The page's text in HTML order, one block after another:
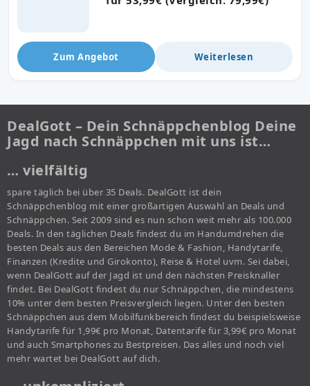
Zum Angebot Weiterlesen
DealGott – Dein Schnäppchenblog Deine
Jagd nach Schnäppchen mit uns ist…
… vielfältig
spare täglich bei über 35 Deals. DealGott ist dein
Schnäppchenblog mit einer großartigen Auswahl an Deals und
Schnäppchen. Seit 2009 sind es nun schon weit mehr als 100.000
Deals. In den täglichen Deals findest du im Handumdrehen die
besten Deals aus den Bereichen Mode & Fashion, Handytarife,
Finanzen (Kredite und Girokonto), Reise & Hotel uvm. Sei dabei,
wenn DealGott auf der Jagd ist und den nächsten Preisknaller
findet. Bei DealGott findest du nur Schnäppchen, die mindestens
10% unter dem besten Preisvergleich liegen. Unter den besten
Schnäppchen aus dem Mobilfunkbereich findest du beispielsweise
Handytarife für 1,99€ pro Monat, Datentarife für 3,99€ pro Monat
und auch Smartphones zu Bestpreisen. Das alles und noch viel
mehr wartet bei DealGott auf dich.